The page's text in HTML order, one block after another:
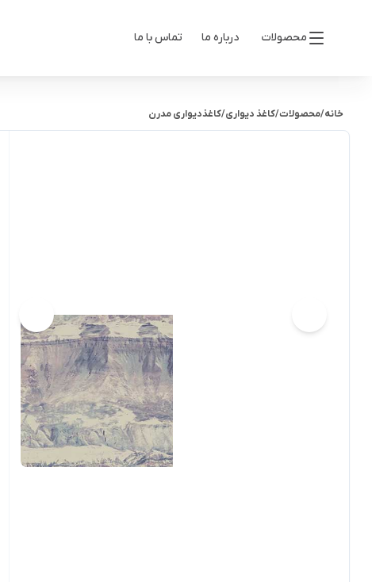
محصولات درباره ما تماس با ما
خانه/محصولات/کاغذ دیواری/کاغذدیواری مدرن